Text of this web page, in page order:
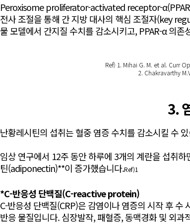
Peroxisome proliferator-activated receptor-
전사 조절을 통해 간 지방 대사의 핵심 조절자(key
물 모델에서 간지질 수치를 감소시키고, PPAR-α 의
Ref) 1. Mihai G. M. et al. Curr
2. Chakravarthy
3.
난황레시틴의 섭취는 혈중 염증 수치를 감소시킬 수
임상 연구에서 12주 동안 하루에 3개의 계란을 섭취
틴(adiponectin)**이 증가했습니다.Ref)1
*C-반응성 단백질(C-reactive protein)
C-반응성 단백질(CRP)은 감염이나 염증의 시작 후
반응 물질입니다. 심장발작, 패혈증, 동맥경화 및 외